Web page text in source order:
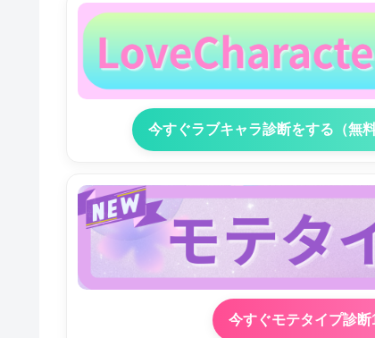
今すぐラブキャラ診断をする（無料
今すぐモテタイプ診断